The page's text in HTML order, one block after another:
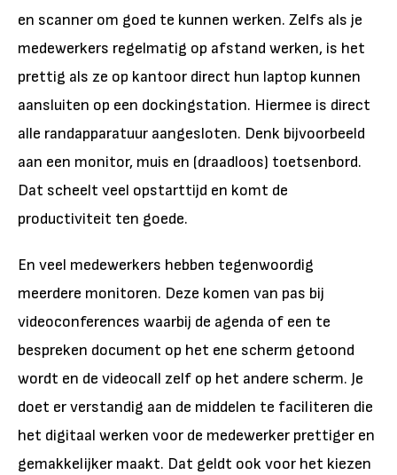
en scanner om goed te kunnen werken. Zelfs als je
medewerkers regelmatig op afstand werken, is het
prettig als ze op kantoor direct hun laptop kunnen
aansluiten op een dockingstation. Hiermee is direct
alle randapparatuur aangesloten. Denk bijvoorbeeld
aan een monitor, muis en (draadloos) toetsenbord.
Dat scheelt veel opstarttijd en komt de
productiviteit ten goede.
En veel medewerkers hebben tegenwoordig
meerdere monitoren. Deze komen van pas bij
videoconferences waarbij de agenda of een te
bespreken document op het ene scherm getoond
wordt en de videocall zelf op het andere scherm. Je
doet er verstandig aan de middelen te faciliteren die
het digitaal werken voor de medewerker prettiger en
gemakkelijker maakt. Dat geldt ook voor het kiezen